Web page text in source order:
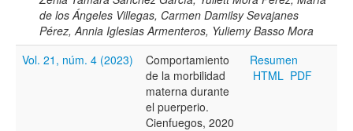
Archivo(s) adicional(es)
de los Ángeles Villegas, Carmen Damilsy Sevajanes
Pérez, Annia Iglesias Armenteros, Yuliemy Basso Mora
Vol. 21, núm. 4 (2023)
Comportamiento
de la morbilidad
materna durante
el puerperio.
Cienfuegos, 2020
Resumen
HTML PDF